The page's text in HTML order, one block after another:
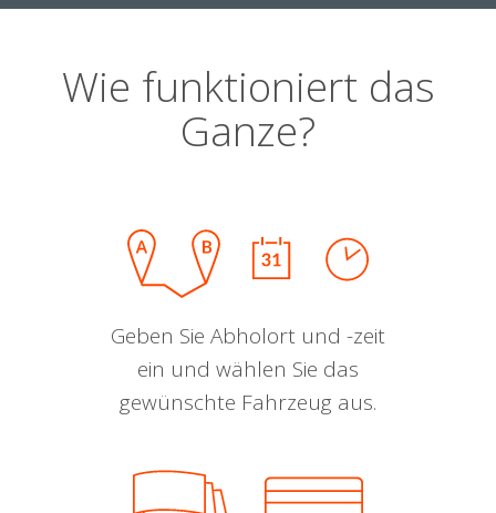
Wie funktioniert das
Ganze?
Geben Sie Abholort und -zeit
ein und wählen Sie das
gewünschte Fahrzeug aus.